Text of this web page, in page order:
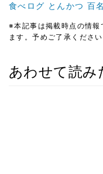
食べログ とんかつ 百
※本記事は掲載時点の情報
ます。予めご了承ください
あわせて読み